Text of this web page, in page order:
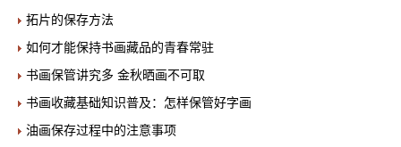
拓片的保存方法
如何才能保持书画藏品的青春常驻
书画保管讲究多 金秋晒画不可取
书画收藏基础知识普及：怎样保管好字画
油画保存过程中的注意事项